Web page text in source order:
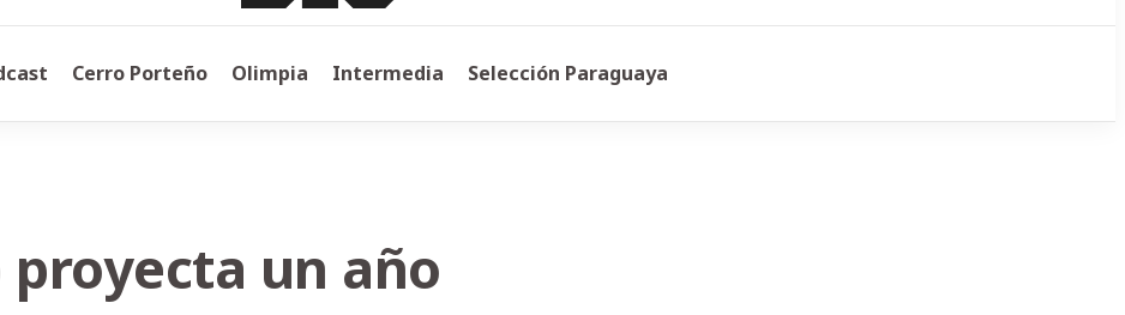
Cerro Porteño Olimpia Intermedia Selección Paraguaya
un año